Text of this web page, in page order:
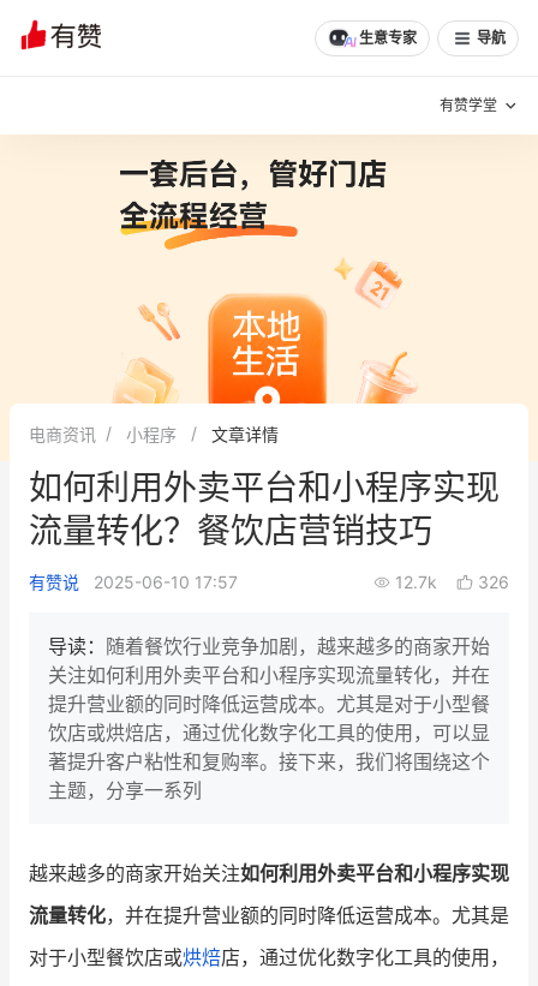
生意专家 导航
有赞学堂
增长方法
有赞专家说
新零售最佳实践
面对面聊增长
新零售大会 新零售茶会
增长产品指南
智库 产品场景库
产品更新动态
品牌消费观
新零售资讯
电商资讯 小程序 文章详情
如何利用外卖平台和小程序实现
流量转化？餐饮店营销技巧
有赞说 2025-06-10 17:57 12.7k 326
导读： 随着餐饮行业竞争加剧，越来越多的商家开始
关注如何利用外卖平台和小程序实现流量转化，并在
提升营业额的同时降低运营成本。尤其是对于小型餐
饮店或烘焙店，通过优化数字化工具的使用，可以显
著提升客户粘性和复购率。接下来，我们将围绕这个
主题，分享一系列
越来越多的商家开始关注如何利用外卖平台和小程序实现
流量转化，并在提升营业额的同时降低运营成本。尤其是
对于小型餐饮店或烘焙店，通过优化数字化工具的使用，